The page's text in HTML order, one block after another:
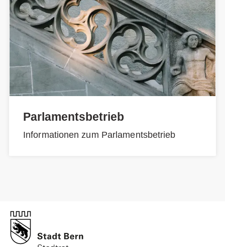
Parlamentsbetrieb
Informationen zum Parlamentsbetrieb